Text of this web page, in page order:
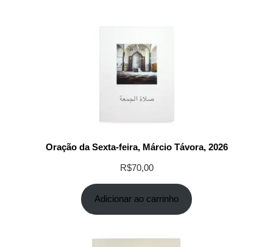
Oração da Sexta-feira, Márcio Távora, 2026
R$70,00
Adicionar ao carrinho